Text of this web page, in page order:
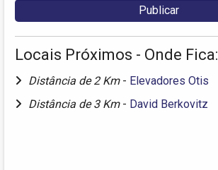
Locais Próximos - Onde Fica:
Distância de 2 Km - Elevadores Otis
Distância de 3 Km - David Berkovitz